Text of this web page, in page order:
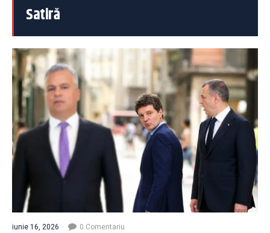
Satiră
iunie 16, 2026 0 Comentariu